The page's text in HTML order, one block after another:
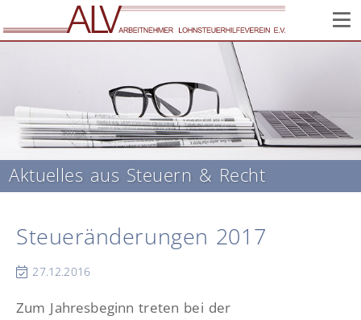
Corona: Infos zur Lage im Verein // Wir sind weiter für Sie
da!
Aktuelles aus Steuern & Recht
Steueränderungen 2017
27.12.2016
Zum Jahresbeginn treten bei der